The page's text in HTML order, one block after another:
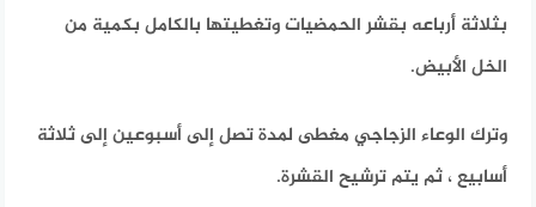
بثلاثة أرباعه بقشر الحمضيات وتغطيتها بالكامل بكمية من
الخل الأبيض.
وترك الوعاء الزجاجي مغطى لمدة تصل إلى أسبوعين إلى ثلاثة
أسابيع ، ثم يتم ترشيح القشرة.